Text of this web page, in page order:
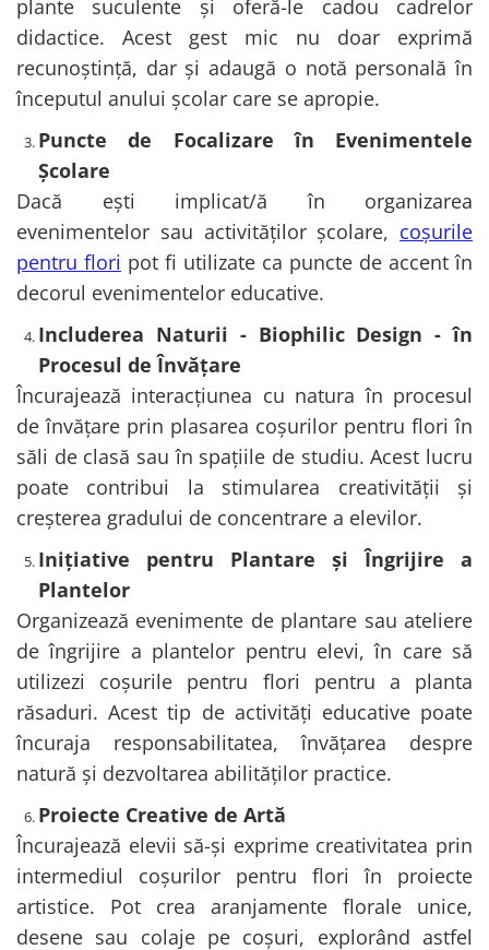
plante suculente și oferă-le cadou cadrelor
didactice. Acest gest mic nu doar exprimă
recunoștință, dar și adaugă o notă personală în
începutul anului școlar care se apropie.
Puncte de Focalizare în Evenimentele
Școlare
Dacă ești implicat/ă în organizarea
evenimentelor sau activităților școlare, coșurile
pentru flori pot fi utilizate ca puncte de accent în
decorul evenimentelor educative.
Includerea Naturii - Biophilic Design - în
Procesul de Învățare
Încurajează interacțiunea cu natura în procesul
de învățare prin plasarea coșurilor pentru flori în
săli de clasă sau în spațiile de studiu. Acest lucru
poate contribui la stimularea creativității și
creșterea gradului de concentrare a elevilor.
Inițiative pentru Plantare și Îngrijire a
Plantelor
Organizează evenimente de plantare sau ateliere
de îngrijire a plantelor pentru elevi, în care să
utilizezi coșurile pentru flori pentru a planta
răsaduri. Acest tip de activități educative poate
încuraja responsabilitatea, învățarea despre
natură și dezvoltarea abilităților practice.
Proiecte Creative de Artă
Încurajează elevii să-și exprime creativitatea prin
intermediul coșurilor pentru flori în proiecte
artistice. Pot crea aranjamente florale unice,
desene sau colaje pe coșuri, explorând astfel